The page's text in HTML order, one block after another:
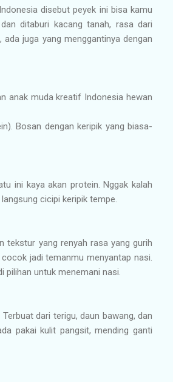
disebut peyek ini bisa kamu
ditaburi kacang tanah, rasa dari
juga yang menggantinya dengan
anak muda kreatif Indonesia hewan
Bosan dengan keripik yang biasa-
ini kaya akan protein. Nggak kalah
cicipi keripik tempe.
tekstur yang renyah rasa yang gurih
jadi temanmu menyantap nasi.
pilihan untuk menemani nasi.
dari terigu, daun bawang, dan
pakai kulit pangsit, mending ganti